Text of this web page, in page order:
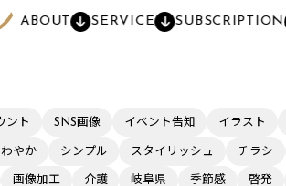
ABOUT SERVICE SUBSCRIPTION
ント SNS画像 イベント告知 イラスト
やか シンプル スタイリッシュ チラシ
画像加工 介護 岐阜県 季節感 啓発